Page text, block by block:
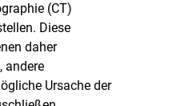
(CT)
Diese
daher
andere
Ursache der